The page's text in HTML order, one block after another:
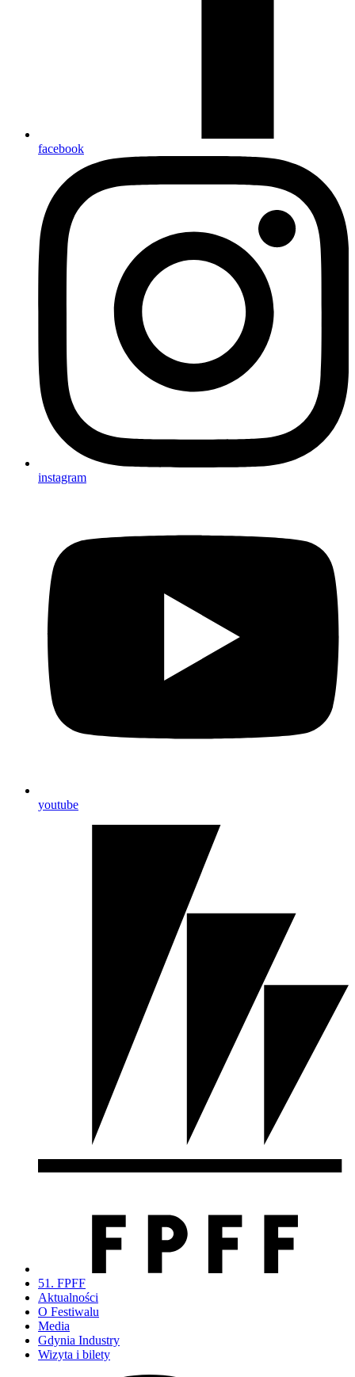
facebook
instagram
youtube
51. FPFF
Aktualności
O Festiwalu
Media
Gdynia Industry
Wizyta i bilety